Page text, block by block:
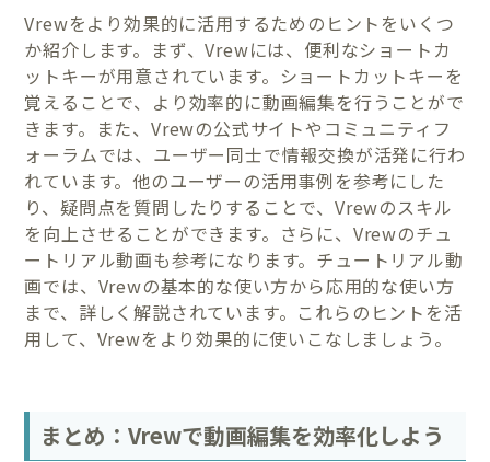
Vrewをより効果的に活用するためのヒントをいくつ
か紹介します。まず、Vrewには、便利なショートカ
ットキーが用意されています。ショートカットキーを
覚えることで、より効率的に動画編集を行うことがで
きます。また、Vrewの公式サイトやコミュニティフ
ォーラムでは、ユーザー同士で情報交換が活発に行わ
れています。他のユーザーの活用事例を参考にした
り、疑問点を質問したりすることで、Vrewのスキル
を向上させることができます。さらに、Vrewのチュ
ートリアル動画も参考になります。チュートリアル動
画では、Vrewの基本的な使い方から応用的な使い方
まで、詳しく解説されています。これらのヒントを活
用して、Vrewをより効果的に使いこなしましょう。
まとめ：Vrewで動画編集を効率化しよう